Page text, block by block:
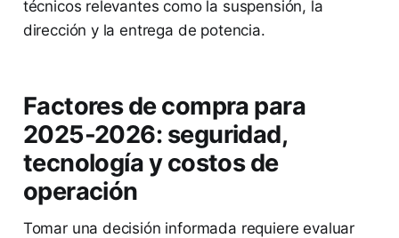
técnicos relevantes como la suspensión, la
dirección y la entrega de potencia.
Factores de compra para
2025-2026: seguridad,
tecnología y costos de
operación
Tomar una decisión informada requiere evaluar